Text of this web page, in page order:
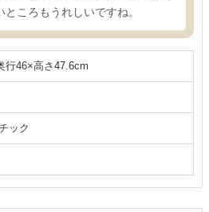
ころもうれしいですね。
行46×高さ47.6cm
ック